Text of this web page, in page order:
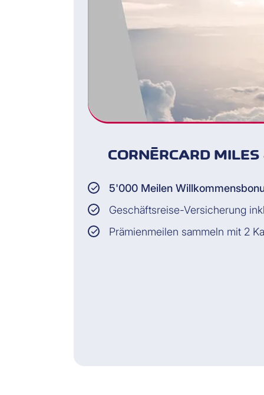
CORNÈRCARD
5'000 Meilen
Geschäftsreise-Versicherung
Prämienmeilen sammeln mit 2